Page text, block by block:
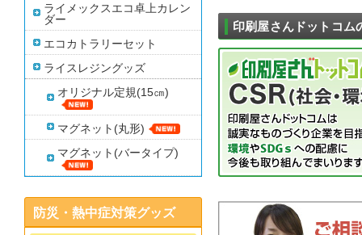
弊社の一部サイトでは
スする場合があります
ためのみに使用し、お
個人情報に関するお
〒911-0034 福井県勝
個人情報保護管理責
TEL 0779-88-0443
印刷屋さんドットコム
ライメックスエコ卓上カレン
ダー
エコカトラリーセット
ライスレジングッズ
オリジナル定規(15㎝)
マグネット(丸形)
マグネット(バータイプ)
防災・熱中症対策グッズ